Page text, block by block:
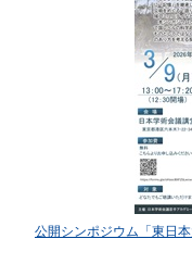
公開シンポジウム「東日